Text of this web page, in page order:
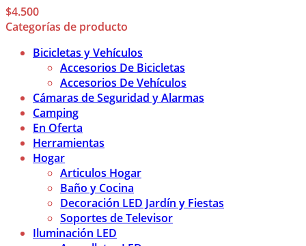
$4.500
Categorías de producto
Bicicletas y Vehículos
Accesorios De Bicicletas
Accesorios De Vehículos
Cámaras de Seguridad y Alarmas
Camping
En Oferta
Herramientas
Hogar
Articulos Hogar
Baño y Cocina
Decoración LED Jardín y Fiestas
Soportes de Televisor
Iluminación LED